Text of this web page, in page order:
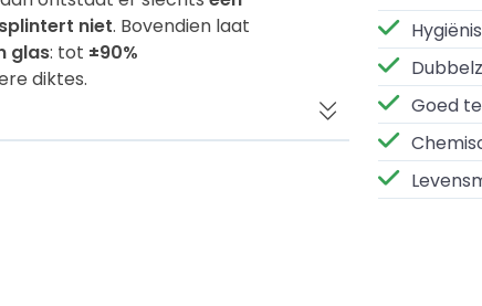
niet. Bovendien laat
glas: tot ±90%
diktes.
Goed